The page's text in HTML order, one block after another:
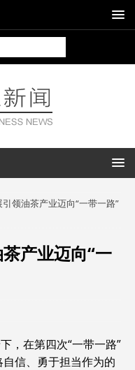
领油茶产业迈向“一带一路”
产业迈向“一
，在第四次“一带一路”
信、勇于担当作为的